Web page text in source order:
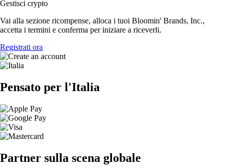
Gestisci crypto
Vai alla sezione ricompense, alloca i tuoi Bloomin' Brands, Inc.,
accetta i termini e conferma per iniziare a riceverli.
Registrati ora
Pensato per l'Italia
Partner sulla scena globale